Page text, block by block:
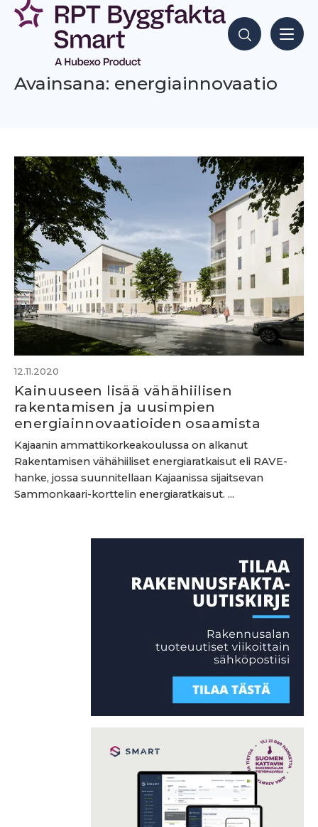
Siirry
sisältöön
Hae sisältöjä
Avainsana: energiainnovaatio
12.11.2020
Kainuuseen lisää vähähiilisen
rakentamisen ja uusimpien
energiainnovaatioiden osaamista
Kajaanin ammattikorkeakoulussa on alkanut
Rakentamisen vähähiiliset energiaratkaisut eli RAVE-
hanke, jossa suunnitellaan Kajaanissa sijaitsevan
Sammonkaari-korttelin energiaratkaisut. ...